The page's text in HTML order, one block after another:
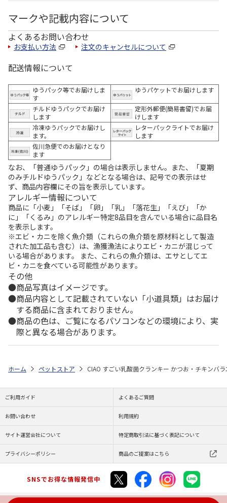
マークや記載内容について
よくあるお問い合わせ
お支払い方法 注文のキャンセルについて
配送情報について
ゆうパック等でお届けしま
す
ゆうパケットでお届けします
チルドゆうパックでお届け
します
定形外郵便(簡易書留)でお届
けします
冷凍ゆうパックでお届けし
ます。
レターパックライトでお届け
します
佐川急便でのお届けとなり
ます
なお、「普通ゆうパック」の場合は表示しません。また、「夏期
のみチルドゆうパック」などとなる場合は、記号での表示はせ
ず、商品内容欄にその旨を表示しています。
アレルギー情報について
商品に「小麦」「そば」「卵」「乳」「落花生」「えび」「か
に」「くるみ」のアレルギー特定8品目を含んでいる場合に品目名
を表示します。
※エビ・カニを除く魚介類（これらの魚介類を原材料として製造
された加工品も含む）は、漁獲漁法によりエビ・カニが混じって
いる場合があります。 また、これらの魚介類は、エサとしてエ
ビ・カニを食べている可能性があります。
その他
商品写真はイメージです。
商品内容として記載されていない「小道具類」はお届け
する商品に含まれておりません。
商品の色は、ご覧になるパソコンなどの環境により、実
際と異なる場合があります。
ホーム ペットストア CIAO すごい乳酸菌クランキー かつお・チキンバ
ご利用ガイド よくあるご質問
お問い合わせ 利用規約
サイト運営会社について 特定商取引法に基づく表記について
プライバシーポリシー 商品のご提案はこちら
SNSでお得な情報発信中